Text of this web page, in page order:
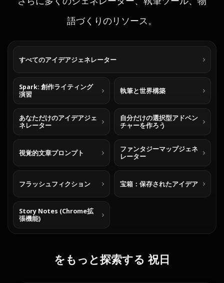
語づくりのリソース。
すべてのアイデアジェネレーター
Spark: 創作ライティング
演習
執筆と世界構築
あなただけのアイデアジェ
ネレーター
自分だけの選択型アドベン
チャーを作ろう
視覚的文章プロンプト
ファンタジーマップジェネ
レーター
フラッシュフィクション 宝箱：保存されたアイデア
Story Notes (Chrome拡
張機能)
をもっと探索する 祝日